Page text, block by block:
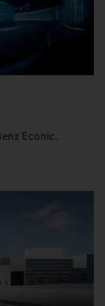
Econic.